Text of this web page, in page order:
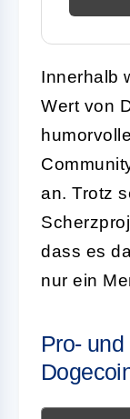
Innerhalb
Wert von
an. Trotz
dass es
nur ein
Pro-